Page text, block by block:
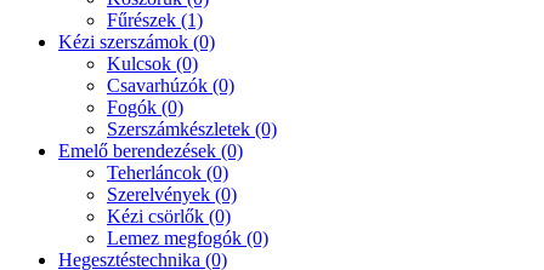
Fűrészek (1)
Kézi szerszámok (0)
Kulcsok (0)
Csavarhúzók (0)
Fogók (0)
Szerszámkészletek (0)
Emelő berendezések (0)
Teherláncok (0)
Szerelvények (0)
Kézi csörlők (0)
Lemez megfogók (0)
Hegesztéstechnika (0)